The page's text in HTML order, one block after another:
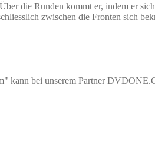
die Runden kommt er, indem er
zwischen die Fronten sich
kann bei unserem Partner